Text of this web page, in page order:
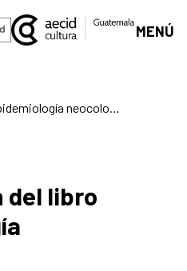
MENÚ
del libro